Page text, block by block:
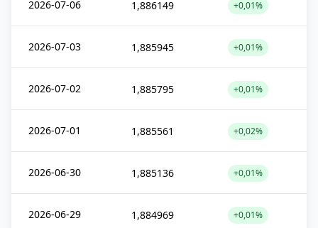
2026-07-06 1,886149 +0,01%
2026-07-03 1,885945 +0,01%
2026-07-02 1,885795 +0,01%
2026-07-01 1,885561 +0,02%
2026-06-30 1,885136 +0,01%
2026-06-29 1,884969 +0,01%